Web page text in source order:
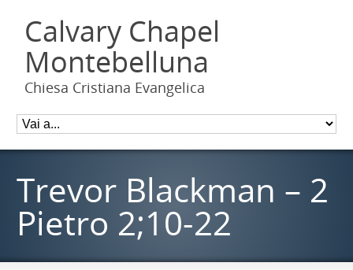
Calvary Chapel
Montebelluna
Chiesa Cristiana Evangelica
Trevor Blackman – 2
Pietro 2;10-22